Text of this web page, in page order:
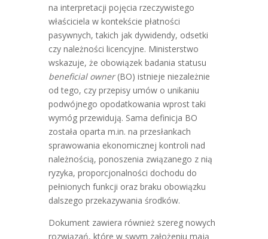
na interpretacji pojęcia rzeczywistego
właściciela w kontekście płatności
pasywnych, takich jak dywidendy, odsetki
czy należności licencyjne. Ministerstwo
wskazuje, że obowiązek badania statusu
beneficial owner(BO) istnieje niezależnie
od tego, czy przepisy umów o unikaniu
podwójnego opodatkowania wprost taki
wymóg przewidują. Sama definicja BO
została oparta m.in. na przesłankach
sprawowania ekonomicznej kontroli nad
należnością, ponoszenia związanego z nią
ryzyka, proporcjonalności dochodu do
pełnionych funkcji oraz braku obowiązku
dalszego przekazywania środków.
Dokument zawiera również szereg nowych
rozwiązań, które w swym założeniu mają